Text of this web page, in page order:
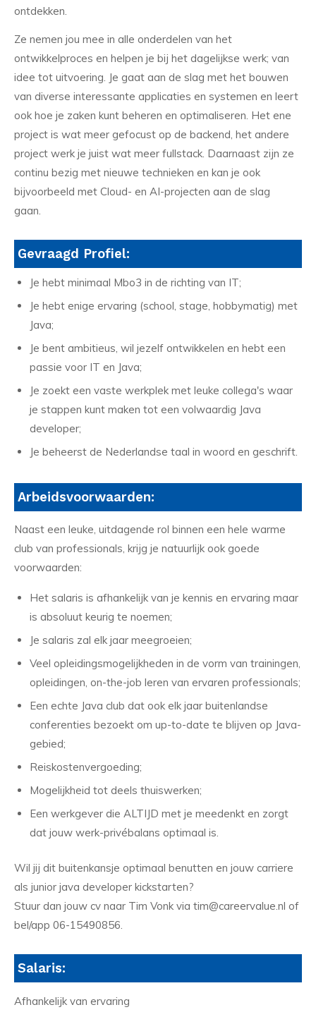
ontdekken.
Ze nemen jou mee in alle onderdelen van het
ontwikkelproces en helpen je bij het dagelijkse werk; van
idee tot uitvoering. Je gaat aan de slag met het bouwen
van diverse interessante applicaties en systemen en leert
ook hoe je zaken kunt beheren en optimaliseren. Het ene
project is wat meer gefocust op de backend, het andere
project werk je juist wat meer fullstack. Daarnaast zijn ze
continu bezig met nieuwe technieken en kan je ook
bijvoorbeeld met Cloud- en AI-projecten aan de slag
gaan.
Gevraagd Profiel:
Je hebt minimaal Mbo3 in de richting van IT;
Je hebt enige ervaring (school, stage, hobbymatig) met
Java;
Je bent ambitieus, wil jezelf ontwikkelen en hebt een
passie voor IT en Java;
Je zoekt een vaste werkplek met leuke collega's waar
je stappen kunt maken tot een volwaardig Java
developer;
Je beheerst de Nederlandse taal in woord en geschrift.
Arbeidsvoorwaarden:
Naast een leuke, uitdagende rol binnen een hele warme
club van professionals, krijg je natuurlijk ook goede
voorwaarden:
Het salaris is afhankelijk van je kennis en ervaring maar
is absoluut keurig te noemen;
Je salaris zal elk jaar meegroeien;
Veel opleidingsmogelijkheden in de vorm van trainingen,
opleidingen, on-the-job leren van ervaren professionals;
Een echte Java club dat ook elk jaar buitenlandse
conferenties bezoekt om up-to-date te blijven op Java-
gebied;
Reiskostenvergoeding;
Mogelijkheid tot deels thuiswerken;
Een werkgever die ALTIJD met je meedenkt en zorgt
dat jouw werk-privébalans optimaal is.
Wil jij dit buitenkansje optimaal benutten en jouw carriere
als junior java developer kickstarten?
Stuur dan jouw cv naar Tim Vonk via tim@careervalue.nl of
bel/app 06-15490856.
Salaris:
Afhankelijk van ervaring